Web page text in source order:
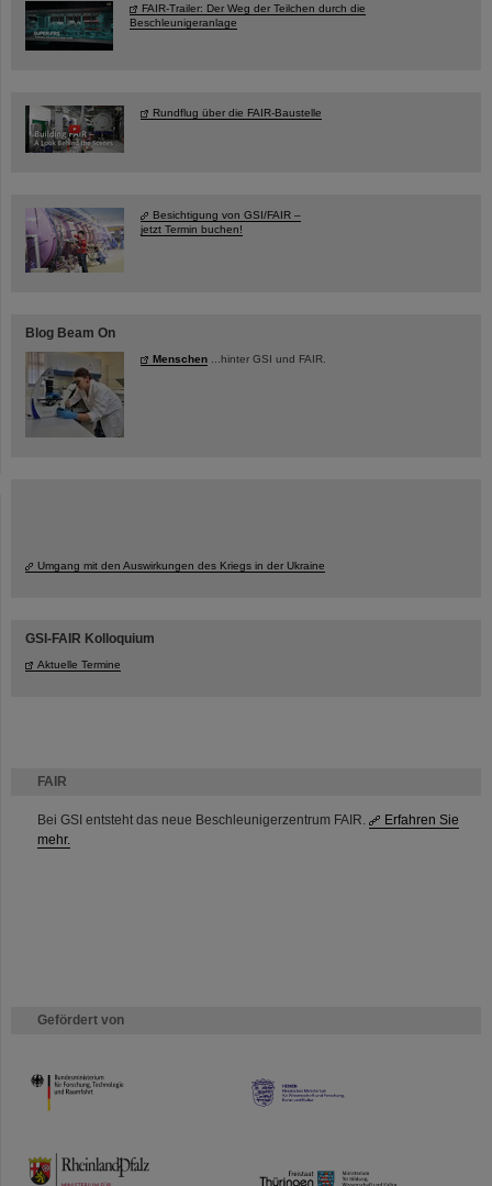
FAIR
Bei GSI entsteht das neue Beschleunigerzentrum FAIR.
Erfahren Sie
mehr.
Gefördert von
HMWK
TMWWDG
FAIR-Trailer: Der Weg der Teilchen durch die
Beschleunigeranlage
Rundflug über die FAIR-Baustelle
Besichtigung von GSI/FAIR –
jetzt Termin buchen!
Blog Beam On
Menschen ...hinter GSI und FAIR.
Umgang mit den Auswirkungen des Kriegs in der Ukraine
GSI-FAIR Kolloquium
Aktuelle Termine